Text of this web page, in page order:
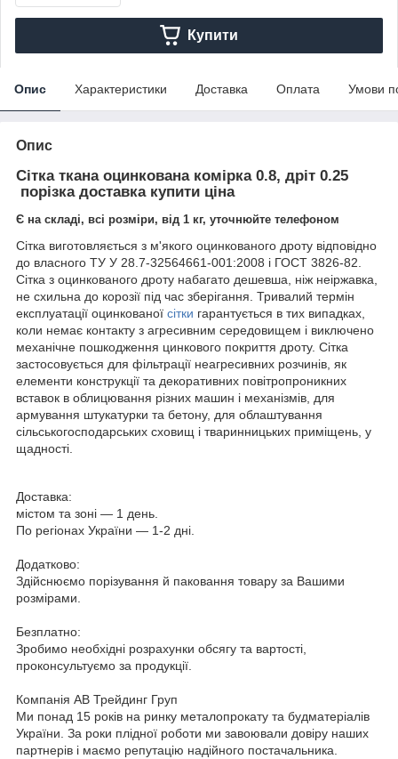
Купити
Опис Характеристики Доставка Оплата Умови
Опис
Сітка ткана оцинкована комірка 0.8, дріт 0.25
порізка доставка купити ціна
Є на складі, всі розміри, від 1 кг, уточнюйте телефоном
Сітка виготовляється з м'якого оцинкованого дроту відповідно
до власного ТУ У 28.7-32564661-001:2008 і ГОСТ 3826-82.
Сітка з оцинкованого дроту набагато дешевша, ніж неіржавка,
не схильна до корозії під час зберігання. Тривалий термін
експлуатації оцинкованої сітки гарантується в тих випадках,
коли немає контакту з агресивним середовищем і виключено
механічне пошкодження цинкового покриття дроту. Сітка
застосовується для фільтрації неагресивних розчинів, як
елементи конструкції та декоративних повітропроникних
вставок в облицювання різних машин і механізмів, для
армування штукатурки та бетону, для облаштування
сільськогосподарських сховищ і тваринницьких приміщень, у
щадності.
Доставка:
містом та зоні — 1 день.
По регіонах України — 1-2 дні.
Додатково:
Здійснюємо порізування й паковання товару за Вашими
розмірами.
Безплатно:
Зробимо необхідні розрахунки обсягу та вартості,
проконсультуємо за продукції.
Компанія АВ Трейдинг Груп
Ми понад 15 років на ринку металопрокату та будматеріалів
України. За роки плідної роботи ми завоювали довіру наших
партнерів і маємо репутацію надійного постачальника.